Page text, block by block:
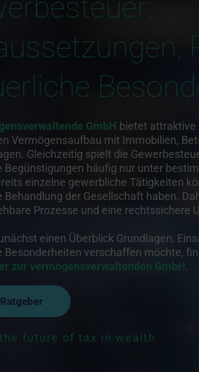
GmbH bietet
Vermögensaufbau mit Immobilien,
Gleichzeitig spielt die
Begünstigungen häufig nur unter
einzelne gewerbliche Tätigkeiten
Behandlung der Gesellschaft haben.
Prozesse und eine rechtssichere
einen Überblick Grundlagen,
Besonderheiten verschaffen möchte,
zur vermögensverwaltenden GmbH.
future of tax in wealth